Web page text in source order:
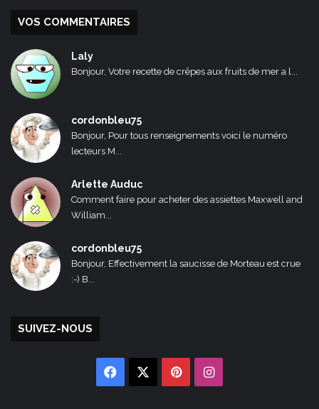
VOS COMMENTAIRES
Laly
Bonjour, Votre recette de crêpes aux fruits de mer a l...
cordonbleu75
Bonjour, Pour tous renseignements voici le numéro
lecteurs M...
Arlette Auduc
Comment faire pour acheter des assiettes Maxwell and
William...
cordonbleu75
Bonjour, Effectivement la saucisse de Morteau est crue
:-) B...
SUIVEZ-NOUS
Facebook PinterestInstagram